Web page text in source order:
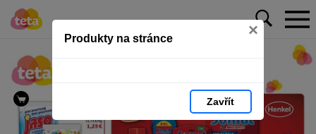
Produkty na stránce ×
Zavřít